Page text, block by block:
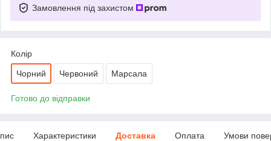
Замовлення під захистом
Колір
Чорний Червоний Марсала
Готово до відправки
Характеристики Доставка Оплата Умови